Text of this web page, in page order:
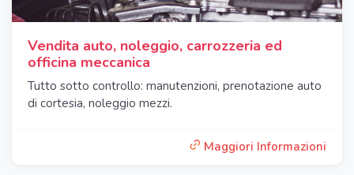
Vendita auto, noleggio, carrozzeria ed
officina meccanica
Tutto sotto controllo: manutenzioni, prenotazione auto
di cortesia, noleggio mezzi.
Maggiori Informazioni